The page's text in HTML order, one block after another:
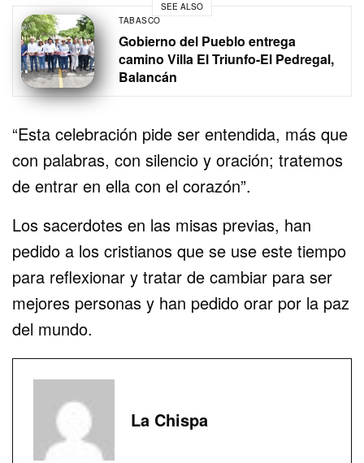
SEE ALSO
TABASCO
Gobierno del Pueblo entrega
camino Villa El Triunfo-El Pedregal,
Balancán
“Esta celebración pide ser entendida, más que
con palabras, con silencio y oración; tratemos
de entrar en ella con el corazón”.
Los sacerdotes en las misas previas, han
pedido a los cristianos que se use este tiempo
para reflexionar y tratar de cambiar para ser
mejores personas y han pedido orar por la paz
del mundo.
La Chispa